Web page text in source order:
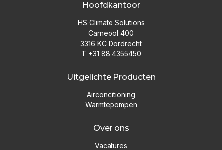
Hoofdkantoor
HS Climate Solutions
Carneool 400
3316 KC Dordrecht
T +31 88 4355450
Uitgelichte Producten
Airconditioning
Warmtepompen
Over ons
Vacatures